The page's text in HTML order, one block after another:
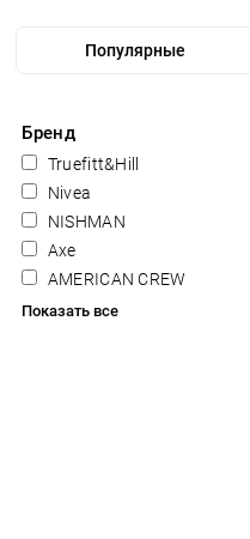
Бренд
Truefitt&Hill
Nivea
NISHMAN
Axe
AMERICAN CREW
Показать все